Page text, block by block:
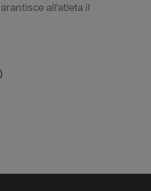
all'atleta il